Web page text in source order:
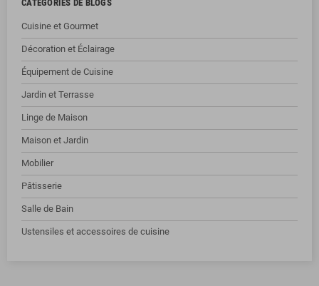
CATÉGORIES DE BLOGS
Cuisine et Gourmet
Décoration et Éclairage
Équipement de Cuisine
Jardin et Terrasse
Linge de Maison
Maison et Jardin
Mobilier
Pâtisserie
Salle de Bain
Ustensiles et accessoires de cuisine